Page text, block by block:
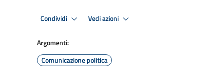
Condividi Vedi azioni
Argomenti:
Comunicazione politica